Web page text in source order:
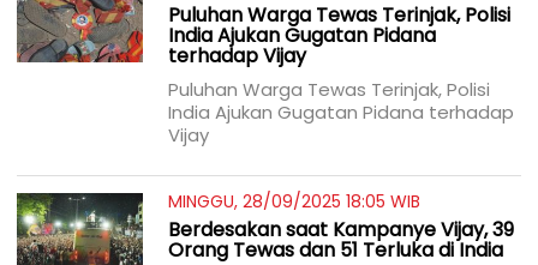
Puluhan Warga Tewas Terinjak, Polisi
India Ajukan Gugatan Pidana
terhadap Vijay
Puluhan Warga Tewas Terinjak, Polisi
India Ajukan Gugatan Pidana terhadap
Vijay
MINGGU, 28/09/2025 18:05 WIB
Berdesakan saat Kampanye Vijay, 39
Orang Tewas dan 51 Terluka di India